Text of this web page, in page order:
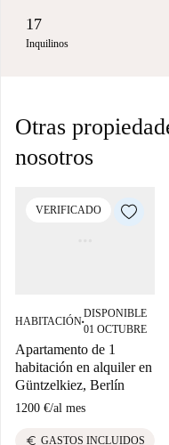
17
Inquilinos
Otras
nosotros
VERIFICADO
HABITACIÓN■
DISPONIBLE
01 OCTUBRE
Apartamento de 1
habitación en alquiler en
Güntzelkiez, Berlín
1200 €/al mes
euro GASTOS INCLUIDOS